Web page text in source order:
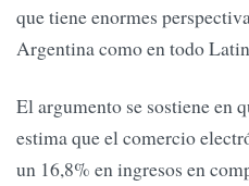
que tiene enormes
Argentina como en todo
El argumento se sostiene en
estima que el comercio
un 16,8% en ingresos en